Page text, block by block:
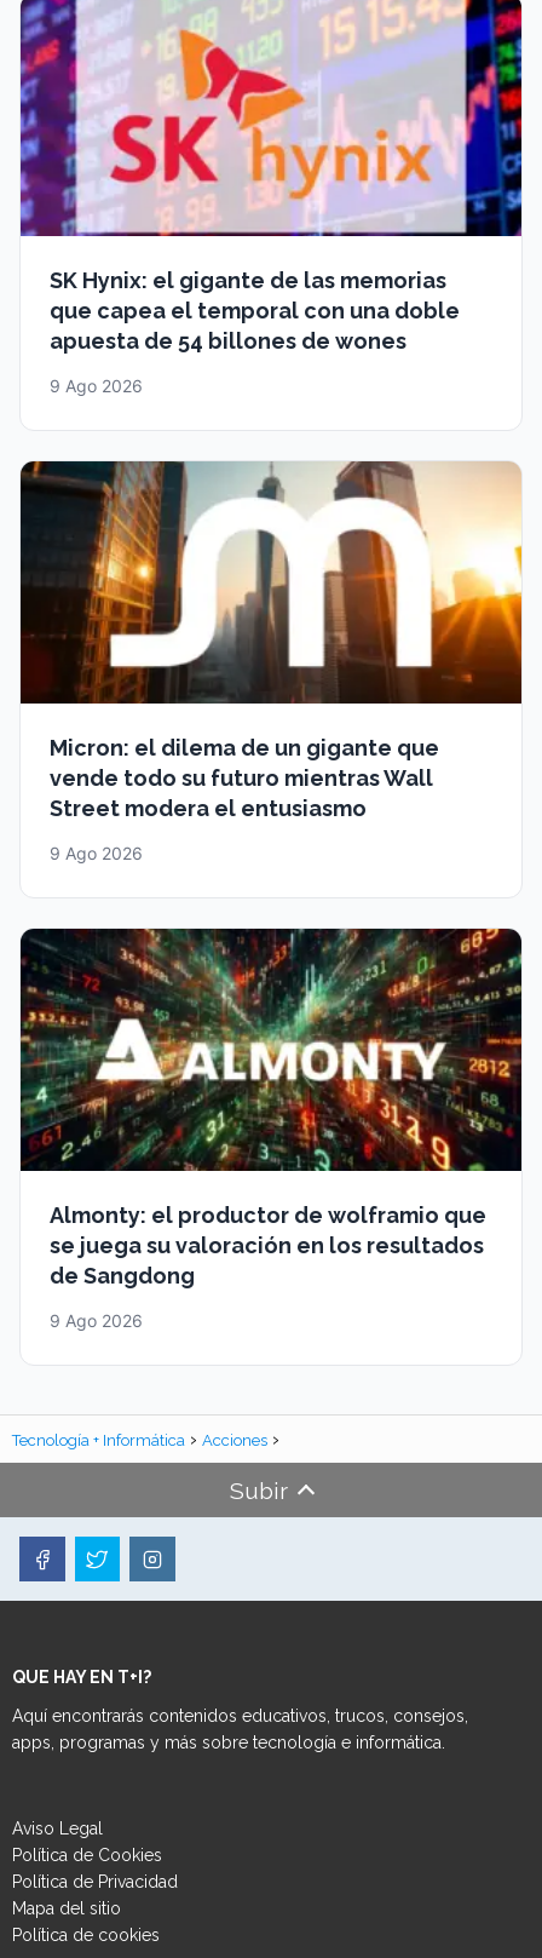
SK Hynix: el gigante de las memorias
que capea el temporal con una doble
apuesta de 54 billones de wones
9 Ago 2026
Micron: el dilema de un gigante que
vende todo su futuro mientras Wall
Street modera el entusiasmo
9 Ago 2026
Almonty: el productor de wolframio que
se juega su valoración en los resultados
de Sangdong
9 Ago 2026
Tecnología + Informática Acciones
Subir
QUE HAY EN T+I?
Aquí encontrarás contenidos educativos, trucos, consejos,
apps, programas y más sobre tecnología e informática.
Aviso Legal
Política de Cookies
Política de Privacidad
Mapa del sitio
Política de cookies